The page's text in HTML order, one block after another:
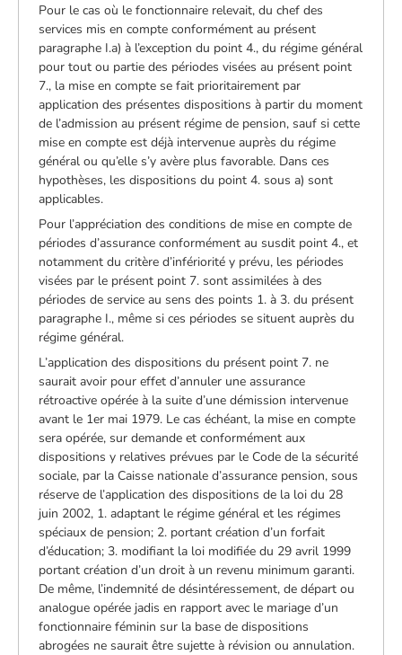
Pour le cas où le fonctionnaire relevait, du chef des
services mis en compte conformément au présent
paragraphe I.a) à l’exception du point 4., du régime général
pour tout ou partie des périodes visées au présent point
7., la mise en compte se fait prioritairement par
application des présentes dispositions à partir du moment
de l’admission au présent régime de pension, sauf si cette
mise en compte est déjà intervenue auprès du régime
général ou qu’elle s’y avère plus favorable. Dans ces
hypothèses, les dispositions du point 4. sous a) sont
applicables.
Pour l’appréciation des conditions de mise en compte de
périodes d’assurance conformément au susdit point 4., et
notamment du critère d’infériorité y prévu, les périodes
visées par le présent point 7. sont assimilées à des
périodes de service au sens des points 1. à 3. du présent
paragraphe I., même si ces périodes se situent auprès du
régime général.
L’application des dispositions du présent point 7. ne
saurait avoir pour effet d’annuler une assurance
rétroactive opérée à la suite d’une démission intervenue
avant le 1er mai 1979. Le cas échéant, la mise en compte
sera opérée, sur demande et conformément aux
dispositions y relatives prévues par le Code de la sécurité
sociale, par la Caisse nationale d’assurance pension, sous
réserve de l’application des dispositions de la loi du 28
juin 2002, 1. adaptant le régime général et les régimes
spéciaux de pension; 2. portant création d’un forfait
d’éducation; 3. modifiant la loi modifiée du 29 avril 1999
portant création d’un droit à un revenu minimum garanti.
De même, l’indemnité de désintéressement, de départ ou
analogue opérée jadis en rapport avec le mariage d’un
fonctionnaire féminin sur la base de dispositions
abrogées ne saurait être sujette à révision ou annulation.